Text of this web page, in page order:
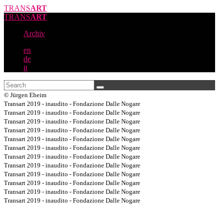
TRANSART
TRANSART
Archiv
en
de
it
© Jürgen Eheim
Transart 2019 - inaudito - Fondazione Dalle Nogare
Transart 2019 - inaudito - Fondazione Dalle Nogare
Transart 2019 - inaudito - Fondazione Dalle Nogare
Transart 2019 - inaudito - Fondazione Dalle Nogare
Transart 2019 - inaudito - Fondazione Dalle Nogare
Transart 2019 - inaudito - Fondazione Dalle Nogare
Transart 2019 - inaudito - Fondazione Dalle Nogare
Transart 2019 - inaudito - Fondazione Dalle Nogare
Transart 2019 - inaudito - Fondazione Dalle Nogare
Transart 2019 - inaudito - Fondazione Dalle Nogare
Transart 2019 - inaudito - Fondazione Dalle Nogare
Transart 2019 - inaudito - Fondazione Dalle Nogare